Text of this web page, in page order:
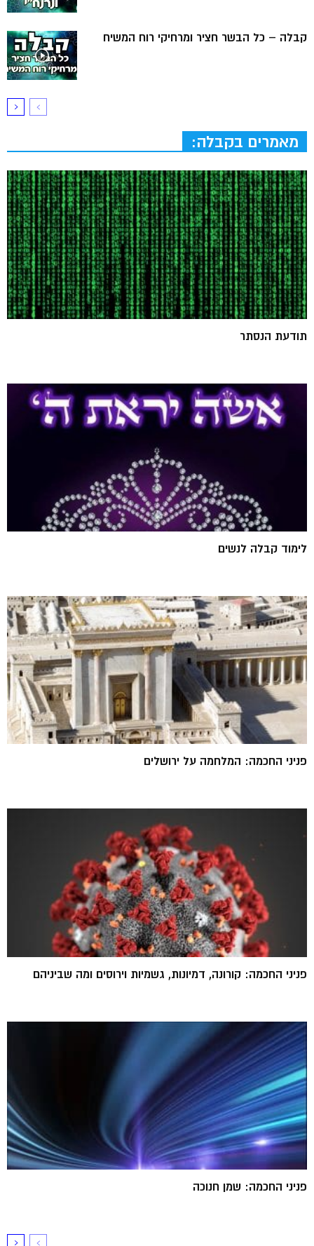
קבלה – כל הבשר חציר ומרחיקי רוח המשיח
מאמרים בקבלה:
תודעת הנסתר
לימוד קבלה לנשים
פניני החכמה: המלחמה על ירושלים
פניני החכמה: קורונה, דמיונות, גשמיות וירוסים ומה שביניהם
פניני החכמה: שמן חנוכה